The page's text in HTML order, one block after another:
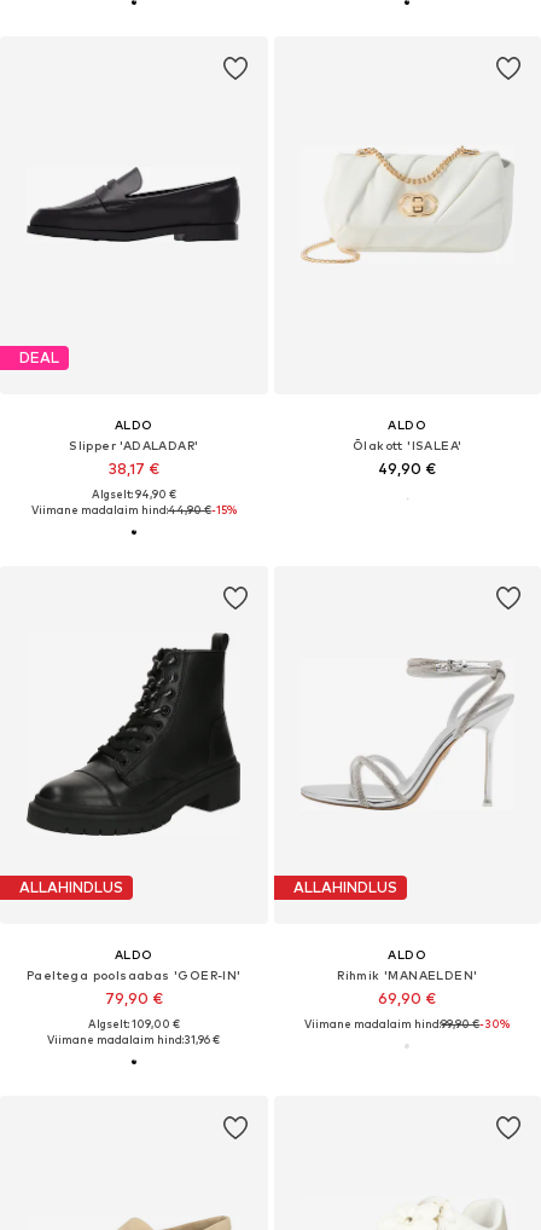
DEAL
ALDO
Slipper 'ADALADAR'
38,17 €
Algselt: 94,90 €
Viimane madalaim hind:44,90 €-15%
ALDO
Õlakott 'ISALEA'
49,90 €
ALLAHINDLUS
ALDO
Paeltega poolsaabas 'GOER-IN'
79,90 €
Algselt: 109,00 €
Viimane madalaim hind:31,96 €
ALLAHINDLUS
ALDO
Rihmik 'MANAELDEN'
69,90 €
Viimane madalaim hind:99,90 €-30%